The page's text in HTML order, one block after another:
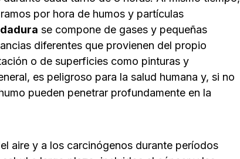
por hora de humos y partículas
se compone de gases y pequeñas
diferentes que provienen del propio
o de superficies como pinturas y
es peligroso para la salud humana y, si no
pueden penetrar profundamente en la
aire y a los carcinógenos durante períodos